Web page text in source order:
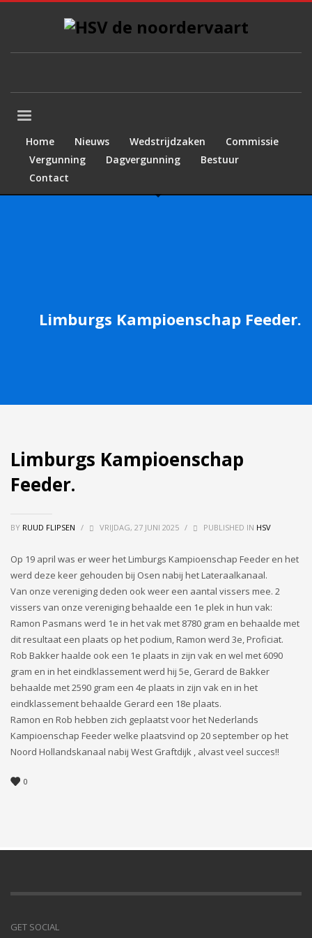
Home Nieuws Wedstrijdzaken
Commissie
Vergunning
Dagvergunning
Bestuur
Contact
Limburgs Kampioenschap Feeder.
Limburgs Kampioenschap
Feeder.
BY RUUD FLIPSEN / VRIJDAG, 27 JUNI 2025 / PUBLISHED IN HSV
Op 19 april was er weer het Limburgs Kampioenschap Feeder en het
werd deze keer gehouden bij Osen nabij het Lateraalkanaal.
Van onze vereniging deden ook weer een aantal vissers mee. 2
vissers van onze vereniging behaalde een 1e plek in hun vak:
Ramon Pasmans werd 1e in het vak met 8780 gram en behaalde met
dit resultaat een plaats op het podium, Ramon werd 3e, Proficiat.
Rob Bakker haalde ook een 1e plaats in zijn vak en wel met 6090
gram en in het eindklassement werd hij 5e, Gerard de Bakker
behaalde met 2590 gram een 4e plaats in zijn vak en in het
eindklassement behaalde Gerard een 18e plaats.
Ramon en Rob hebben zich geplaatst voor het Nederlands
Kampioenschap Feeder welke plaatsvind op 20 september op het
Noord Hollandskanaal nabij West Graftdijk , alvast veel succes!!
0
GET SOCIAL